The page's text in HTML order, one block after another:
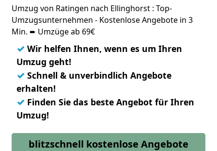
Umzug von Ratingen nach Ellinghorst : Top-
Umzugsunternehmen - Kostenlose Angebote in 3
Min. ➨ Umzüge ab 69€
✓ Wir helfen Ihnen, wenn es um Ihren
Umzug geht!
✓ Schnell & unverbindlich Angebote
erhalten!
✓ Finden Sie das beste Angebot für Ihren
Umzug!
blitzschnell kostenlose Angebote